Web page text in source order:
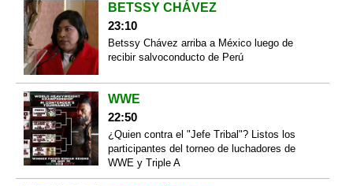
BETSSY CHÁVEZ
23:10
Betssy Chávez arriba a México luego de
recibir salvoconducto de Perú
WWE
22:50
¿Quien contra el "Jefe Tribal"? Listos los
participantes del torneo de luchadores de
WWE y Triple A